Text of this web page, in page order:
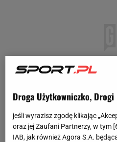
Droga Użytkowniczko,
jeśli wyrazisz zgodę klikając
oraz jej Zaufani Partnerzy, w tym [
IAB, jak również Agora S.A.